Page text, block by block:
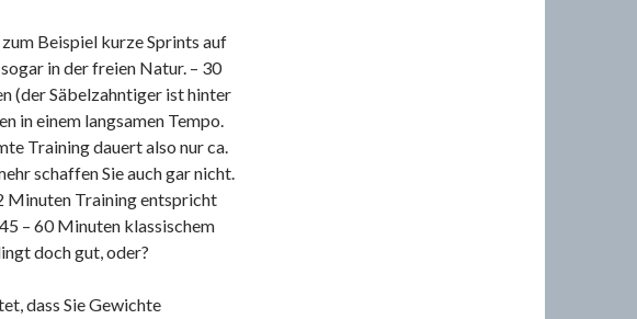
Beispiel kurze Sprints auf
in der freien Natur. – 30
(der Säbelzahntiger ist hinter
in einem langsamen Tempo.
Training dauert also nur ca.
schaffen Sie auch gar nicht.
Minuten Training entspricht
– 60 Minuten klassischem
doch gut, oder?
dass Sie Gewichte